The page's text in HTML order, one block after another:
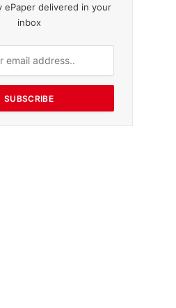
ePaper delivered in your
inbox
SUBSCRIBE